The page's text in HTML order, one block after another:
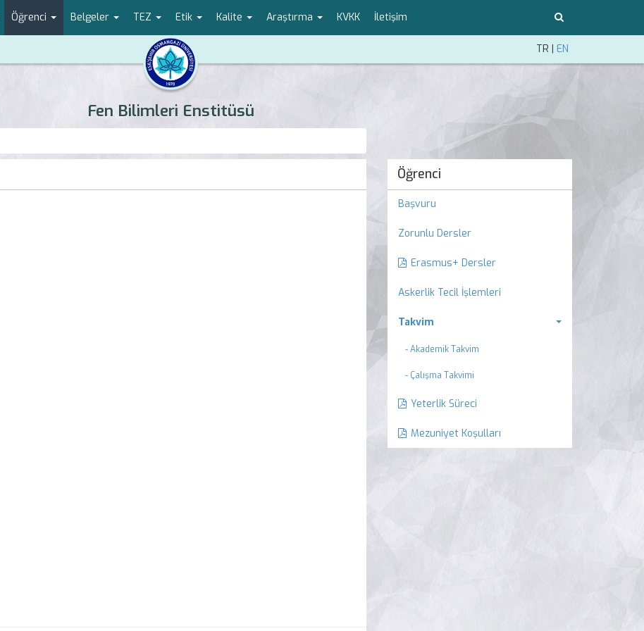
Öğrenci Belgeler TEZ Etik Kalite Araştırma KVKK İletişim
TR | EN
Fen Bilimleri Enstitüsü
Öğrenci
Başvuru
Zorunlu Dersler
Erasmus+ Dersler
Askerlik Tecil İşlemleri
Takvim
- Akademik Takvim
- Çalışma Takvimi
Yeterlik Süreci
Mezuniyet Koşulları